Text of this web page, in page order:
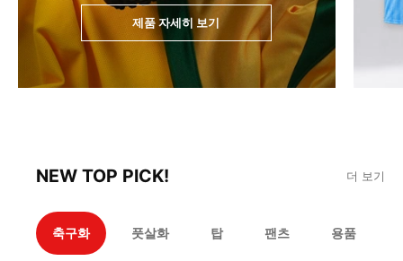
제품 자세히 보기
NEW TOP PICK! 더 보기
축구화 풋살화 탑 팬츠 용품